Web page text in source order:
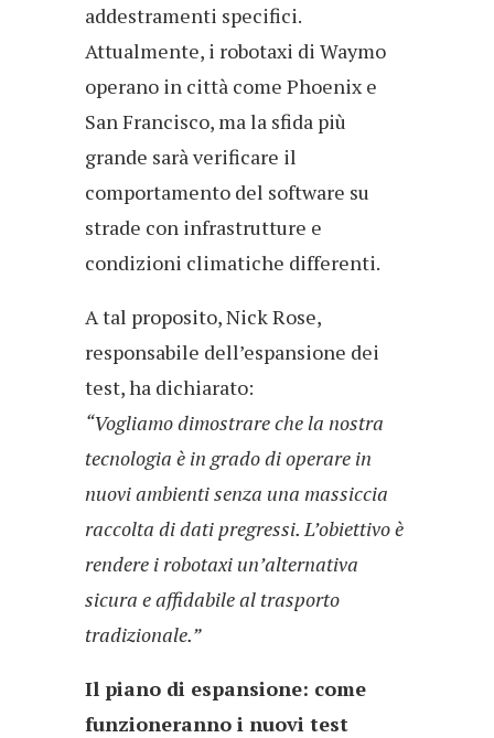
addestramenti specifici.
Attualmente, i robotaxi di Waymo
operano in città come Phoenix e
San Francisco, ma la sfida più
grande sarà verificare il
comportamento del software su
strade con infrastrutture e
condizioni climatiche differenti.
A tal proposito, Nick Rose,
responsabile dell’espansione dei
test, ha dichiarato:
“Vogliamo dimostrare che la nostra
tecnologia è in grado di operare in
nuovi ambienti senza una massiccia
raccolta di dati pregressi. L’obiettivo è
rendere i robotaxi un’alternativa
sicura e affidabile al trasporto
tradizionale.”
Il piano di espansione: come
funzioneranno i nuovi test